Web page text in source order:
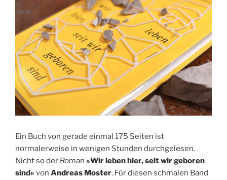
Ein Buch von gerade einmal 175 Seiten ist
normalerweise in wenigen Stunden durchgelesen.
Nicht so der Roman »Wir leben hier, seit wir geboren
sind« von Andreas Moster. Für diesen schmalen Band